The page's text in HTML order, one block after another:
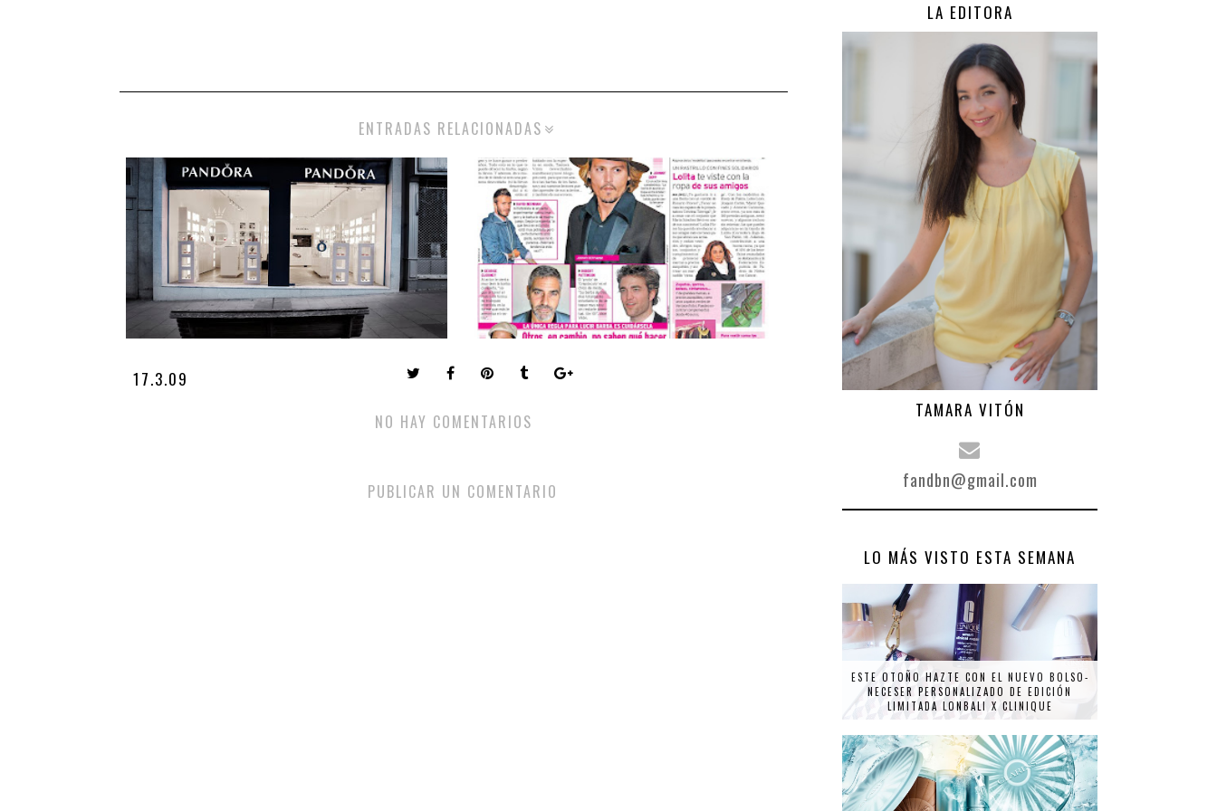
ENTRADAS RELACIONADAS
17.3.09
NO HAY COMENTARIOS
PUBLICAR UN COMENTARIO
LA EDITORA
TAMARA VITÓN
fandbn@gmail.com
LO MÁS VISTO ESTA SEMANA
ESTE OTOÑO HAZTE CON EL NUEVO BOLSO-
NECESER PERSONALIZADO DE EDICIÓN
LIMITADA LONBALI X CLINIQUE